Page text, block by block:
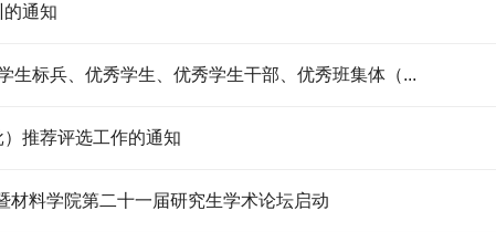
通知
生标兵、优秀学生、优秀学生干部、优秀班集体（...
推荐评选工作的通知
材料学院第二十一届研究生学术论坛启动